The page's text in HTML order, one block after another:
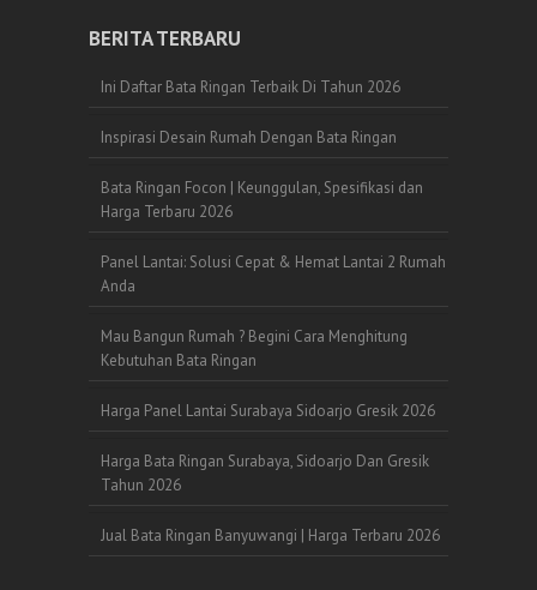
BERITA TERBARU
Ini Daftar Bata Ringan Terbaik Di Tahun 2026
Inspirasi Desain Rumah Dengan Bata Ringan
Bata Ringan Focon | Keunggulan, Spesifikasi dan
Harga Terbaru 2026
Panel Lantai: Solusi Cepat & Hemat Lantai 2 Rumah
Anda
Mau Bangun Rumah ? Begini Cara Menghitung
Kebutuhan Bata Ringan
Harga Panel Lantai Surabaya Sidoarjo Gresik 2026
Harga Bata Ringan Surabaya, Sidoarjo Dan Gresik
Tahun 2026
Jual Bata Ringan Banyuwangi | Harga Terbaru 2026